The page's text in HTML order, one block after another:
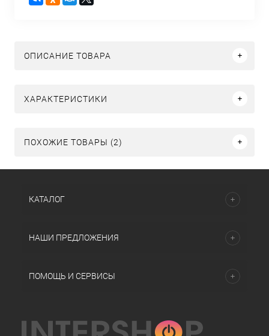
ОПИСАНИЕ ТОВАРА
ХАРАКТЕРИСТИКИ
ПОХОЖИЕ ТОВАРЫ (2)
КАТАЛОГ
НАШИ ПРЕДЛОЖЕНИЯ
ПОМОЩЬ И СЕРВИСЫ